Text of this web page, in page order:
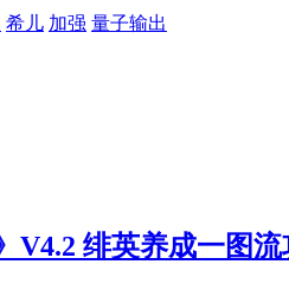
希儿 加强 量子输出
V4.2 绯英养成一图